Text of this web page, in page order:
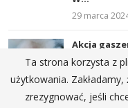
4
29 marca
Akcja
pożaru
Lubień
14 czerwca
Ta strona korzysta z
użytkowania.
zrezygnować, jeśli